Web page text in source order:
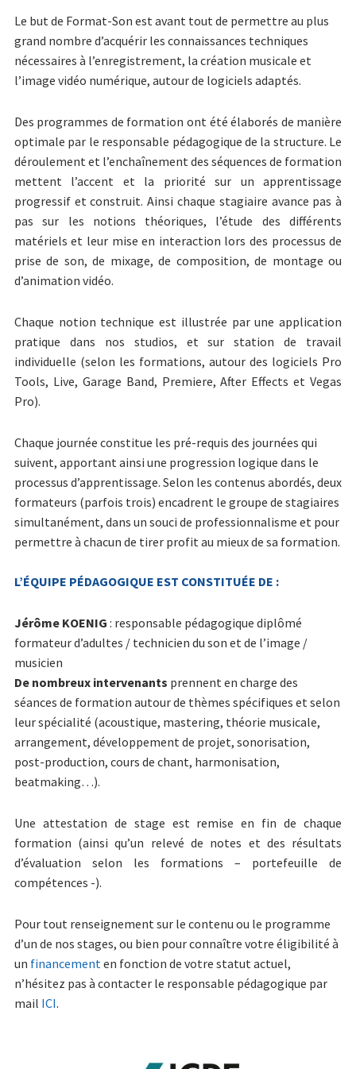
Service Vidéo
Sonorisation & enregistrement
d’événement
Répétition
Infos pratiques
Planning en ligne
Photos
Planning en ligne
Contacts & Plan
A propos de Format Son
Adhérer à l’association
Exposez nous votre projet
Les groupes de Format Son
Liens Partenaires
Le but de Format-Son est avant tout de permettre au plus
grand nombre d’acquérir les connaissances techniques
nécessaires à l’enregistrement, la création musicale et
l’image vidéo numérique, autour de logiciels adaptés.
Des programmes de formation ont été élaborés de manière
optimale par le responsable pédagogique de la structure. Le
déroulement et l’enchaînement des séquences de formation
mettent l’accent et la priorité sur un apprentissage
progressif et construit. Ainsi chaque stagiaire avance pas à
pas sur les notions théoriques, l’étude des différents
matériels et leur mise en interaction lors des processus de
prise de son, de mixage, de composition, de montage ou
d’animation vidéo.
Chaque notion technique est illustrée par une application
pratique dans nos studios, et sur station de travail
individuelle (selon les formations, autour des logiciels Pro
Tools, Live, Garage Band, Premiere, After Effects et Vegas
Pro).
Chaque journée constitue les pré-requis des journées qui
suivent, apportant ainsi une progression logique dans le
processus d’apprentissage. Selon les contenus abordés, deux
formateurs (parfois trois) encadrent le groupe de stagiaires
simultanément, dans un souci de professionnalisme et pour
permettre à chacun de tirer profit au mieux de sa formation.
L’ÉQUIPE PÉDAGOGIQUE EST CONSTITUÉE DE :
Jérôme KOENIG : responsable pédagogique diplômé
formateur d’adultes / technicien du son et de l’image /
musicien
De nombreux intervenants prennent en charge des
séances de formation autour de thèmes spécifiques et selon
leur spécialité (acoustique, mastering, théorie musicale,
arrangement, développement de projet, sonorisation,
post-production, cours de chant, harmonisation,
beatmaking…).
Une attestation de stage est remise en fin de chaque
formation (ainsi qu’un relevé de notes et des résultats
d’évaluation selon les formations – portefeuille de
compétences -).
Pour tout renseignement sur le contenu ou le programme
d’un de nos stages, ou bien pour connaître votre éligibilité à
un financementen fonction de votre statut actuel,
n’hésitez pas à contacter le responsable pédagogique par
mail ICI.